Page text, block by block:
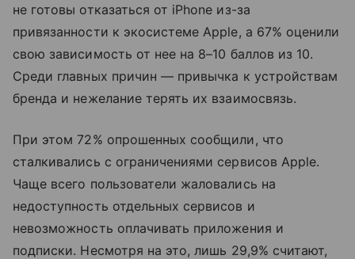
не готовы отказаться от iPhone из-за
привязанности к экосистеме Apple, а 67% оценили
свою зависимость от нее на 8–10 баллов из 10.
Среди главных причин — привычка к устройствам
бренда и нежелание терять их взаимосвязь.
При этом 72% опрошенных сообщили, что
сталкивались с ограничениями сервисов Apple.
Чаще всего пользователи жаловались на
недоступность отдельных сервисов и
невозможность оплачивать приложения и
подписки. Несмотря на это, лишь 29,9% считают,